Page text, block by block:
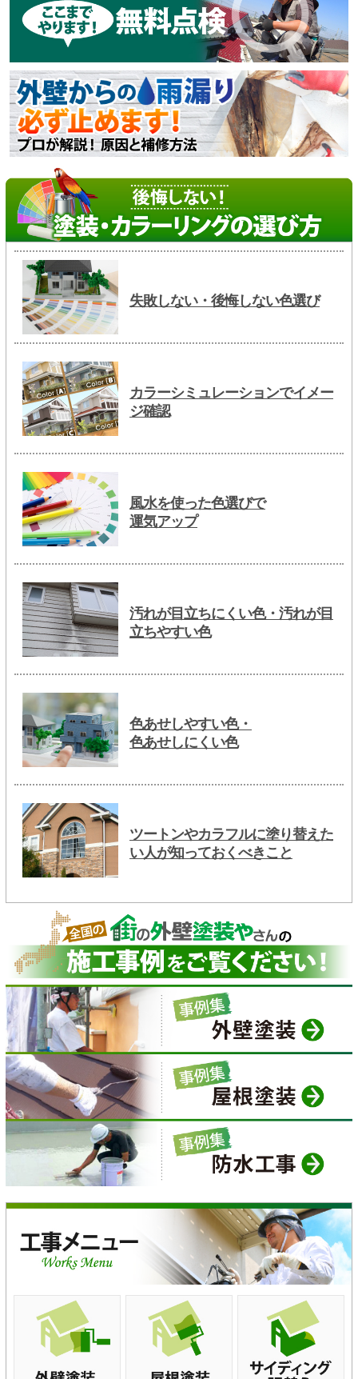
失敗しない・後悔しない色選び
カラーシミュレーションでイメー
ジ確認
風水を使った色選びで
運気アップ
汚れが目立ちにくい色・汚れが目
立ちやすい色
色あせしやすい色・
色あせしにくい色
ツートンやカラフルに塗り替えた
い人が知っておくべきこと